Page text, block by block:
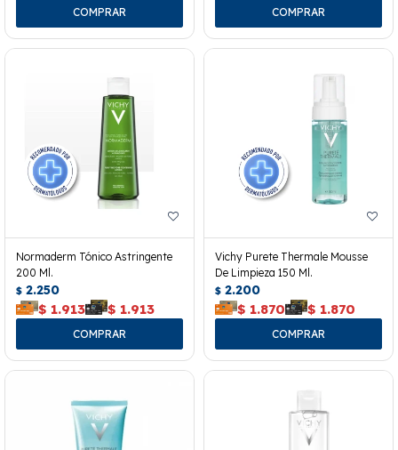
Normaderm Tónico Astringente
200 Ml.
$ 2.250
$ 1.913 $ 1.913
Vichy Purete Thermale Mousse
De Limpieza 150 Ml.
$ 2.200
$ 1.870 $ 1.870